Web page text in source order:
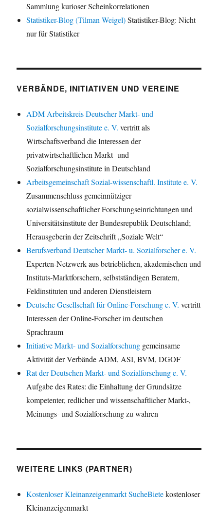
Sammlung kurioser Scheinkorrelationen
Statistiker-Blog (Tilman Weigel)Statistiker-Blog: Nicht
nur für Statistiker
VERBÄNDE, INITIATIVEN UND VEREINE
ADM Arbeitskreis Deutscher Markt- und
Sozialforschungsinstitute e. V. vertritt als
Wirtschaftsverband die Interessen der
privatwirtschaftlichen Markt- und
Sozialforschungsinstitute in Deutschland
Arbeitsgemeinschaft Sozial-wissenschaftl. Institute e. V.
Zusammenschluss gemeinnütziger
sozialwissenschaftlicher Forschungseinrichtungen und
Universitätsinstitute der Bundesrepublik Deutschland;
Herausgeberin der Zeitschrift „Soziale Welt“
Berufsverband Deutscher Markt- u. Sozialforscher e. V.
Experten-Netzwerk aus betrieblichen, akademischen und
Instituts-Marktforschern, selbstständigen Beratern,
Feldinstituten und anderen Dienstleistern
Deutsche Gesellschaft für Online-Forschung e. V. vertritt
Interessen der Online-Forscher im deutschen
Sprachraum
Initiative Markt- und Sozialforschung gemeinsame
Aktivität der Verbände ADM, ASI, BVM, DGOF
Rat der Deutschen Markt- und Sozialforschung e. V.
Aufgabe des Rates: die Einhaltung der Grundsätze
kompetenter, redlicher und wissenschaftlicher Markt-,
Meinungs- und Sozialforschung zu wahren
WEITERE LINKS (PARTNER)
Kostenloser Kleinanzeigenmarkt SucheBietekostenloser
Kleinanzeigenmarkt